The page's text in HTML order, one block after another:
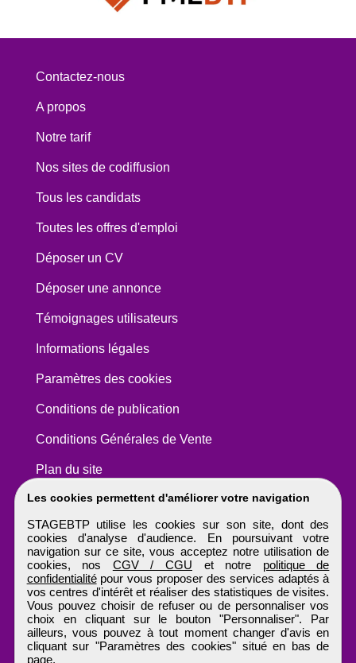
Les cookies permettent d'améliorer votre navigation
STAGEBTP utilise les cookies sur son site, dont des
cookies d'analyse d'audience. En poursuivant votre
navigation sur ce site, vous acceptez notre utilisation de
cookies, nos CGV / CGU et notre politique de
confidentialitépour vous proposer des services adaptés à
vos centres d'intérêt et réaliser des statistiques de visites.
Vous pouvez choisir de refuser ou de personnaliser vos
choix en cliquant sur le bouton "Personnaliser". Par
ailleurs, vous pouvez à tout moment changer d'avis en
cliquant sur "Paramètres des cookies" situé en bas de
page.
Contactez-nous
A propos
Notre tarif
Nos sites de codiffusion
Tous les candidats
Toutes les offres d'emploi
Déposer un CV
Déposer une annonce
Témoignages utilisateurs
Informations légales
Paramètres des cookies
Conditions de publication
Conditions Générales de Vente
Plan du site